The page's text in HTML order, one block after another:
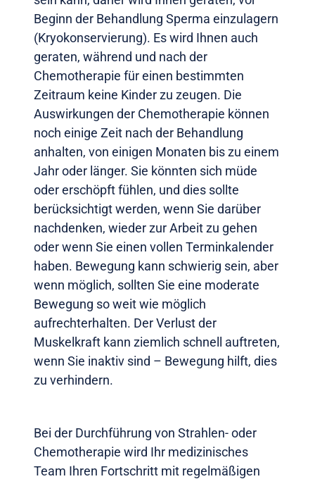
Beginn der Behandlung Sperma einzulagern
(Kryokonservierung). Es wird Ihnen auch
geraten, während und nach der
Chemotherapie für einen bestimmten
Zeitraum keine Kinder zu zeugen. Die
Auswirkungen der Chemotherapie können
noch einige Zeit nach der Behandlung
anhalten, von einigen Monaten bis zu einem
Jahr oder länger. Sie könnten sich müde
oder erschöpft fühlen, und dies sollte
berücksichtigt werden, wenn Sie darüber
nachdenken, wieder zur Arbeit zu gehen
oder wenn Sie einen vollen Terminkalender
haben. Bewegung kann schwierig sein, aber
wenn möglich, sollten Sie eine moderate
Bewegung so weit wie möglich
aufrechterhalten. Der Verlust der
Muskelkraft kann ziemlich schnell auftreten,
wenn Sie inaktiv sind – Bewegung hilft, dies
zu verhindern.
Bei der Durchführung von Strahlen- oder
Chemotherapie wird Ihr medizinisches
Team Ihren Fortschritt mit regelmäßigen